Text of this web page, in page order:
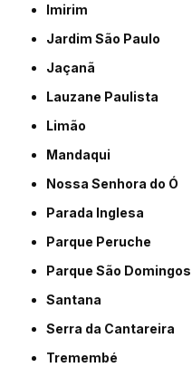
Imirim
Jardim São Paulo
Jaçanã
Lauzane Paulista
Limão
Mandaqui
Nossa Senhora do Ó
Parada Inglesa
Parque Peruche
Parque São Domingos
Santana
Serra da Cantareira
Tremembé